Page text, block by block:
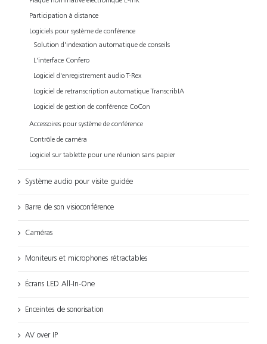
Participation à distance
Logiciels pour système de conférence
Solution d'indexation automatique de conseils
L'interface Confero
Logiciel d'enregistrement audio T-Rex
Logiciel de retranscription automatique TranscribIA
Logiciel de gestion de conférence CoCon
Accessoires pour système de conférence
Contrôle de caméra
Logiciel sur tablette pour une réunion sans papier
Système audio pour visite guidée
Barre de son visioconférence
Caméras
Moniteurs et microphones rétractables
Écrans LED All-In-One
Enceintes de sonorisation
AV over IP